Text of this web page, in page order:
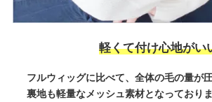
軽くて付け心地がい
フルウィッグに比べて、全体の毛の量が
裏地も軽量なメッシュ素材となっており